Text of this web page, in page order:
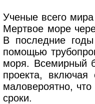
Ученые всего
Мертвое море
В последние
помощью
моря. Всемирный
проекта, включая
маловероятно,
сроки.